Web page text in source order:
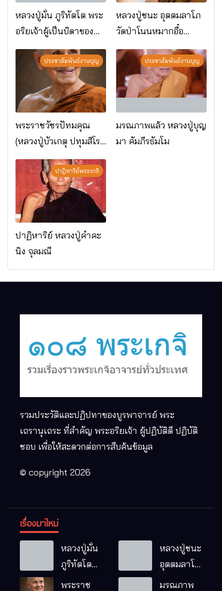
หลวงปู่มั่น ภูริทัตโต พระ
อริยเจ้าผู้เป็นบิดาของ
พระกรรมฐาน
หลวงปู่ชนะ อุตตมลาโภ
วัดป่าโนนหมากอื๋อ
อ.เมือง จ.มหาสารคาม
ประชาสัมพันธ์งานบุญ
พระราชวัชรปัทมคุณ
(หลวงปู่บัวเกตุ ปทุมสิโร)
มรณภาพแล้ว วัดป่า
ดาราภิรมย์ อ.แม่ริม
จ.เชียงใหม่
ประชาสัมพันธ์งานบุญ
มรณภาพแล้ว หลวงปู่บุญ
มา คัมภีรธัมโม
ปาฏิหาริย์พระเกจิ
ปาฏิหาริย์ หลวงปู่คำคะ
นิง จุลมณี
รวมประวัติและปฏิปทาของบูรพาจารย์ พระ
เถรานุเถระ ที่สำคัญ พระอริยเจ้า ผู้ปฏิบัติดี ปฏิบัติ
ชอบ เพื่อให้สะดวกต่อการสืบค้นข้อมูล
© copyright 2026
เรื่องมาใหม่
หลวงปู่มั่น
ภูริทัตโต
พระอริยเจ้า
หลวงปู่ชนะ
อุตตมลาโภ
พระราช มรณภาพ